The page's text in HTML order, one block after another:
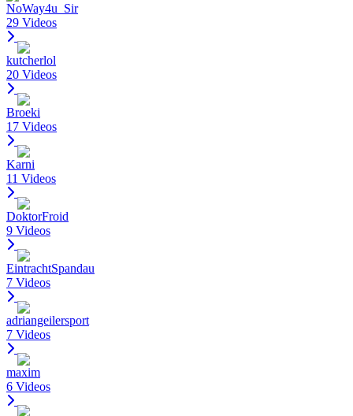
NoWay4u_Sir
29 Videos
kutcherlol
20 Videos
Broeki
17 Videos
Karni
11 Videos
DoktorFroid
9 Videos
EintrachtSpandau
7 Videos
adriangeilersport
7 Videos
maxim
6 Videos